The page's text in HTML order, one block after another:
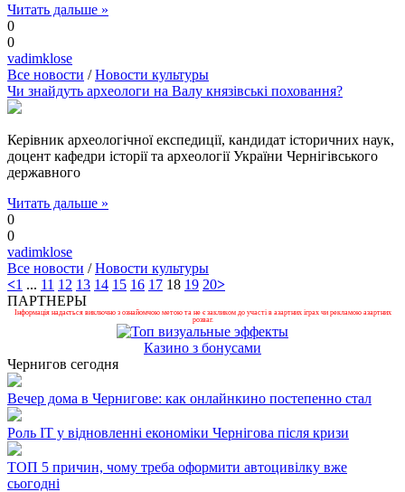
Читать дальше »
0
0
vadimklose
Все новости /Новости культуры
Чи знайдуть археологи на Валу князівські поховання?
Керівник археологічної експедиції, кандидат історичних наук,
доцент кафедри історії та археології України Чернігівського
державного
Читать дальше »
0
0
vadimklose
Все новости /Новости культуры
<1 ... 11 12 13 14 15 16 17 18 19 20>
ПАРТНЕРЫ
Інформація надається виключно з ознайомчою метою та не є закликом до участі в азартних іграх чи рекламою азартних
розваг.
Казино з бонусами
Чернигов сегодня
Вечер дома в Чернигове: как онлайнкино постепенно стал
Роль ІТ у відновленні економіки Чернігова після кризи
ТОП 5 причин, чому треба оформити автоцивілку вже
сьогодні